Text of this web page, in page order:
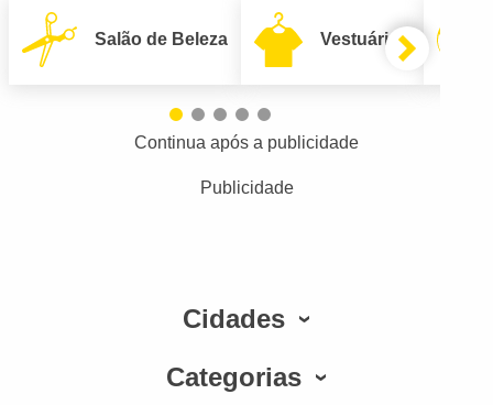
Salão de Beleza Vestuário
Continua após a publicidade
Publicidade
Cidades
Categorias